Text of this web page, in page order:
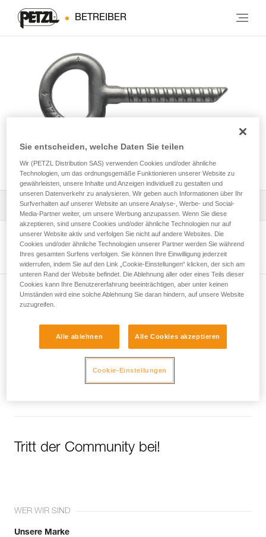
BETREIBER
COLLINOX
Die Gebrauchsanleitung herunterladen
Technical Notice
Produktseite ansehen
Newsletter abonnieren
und auf dem Laufenden bleiben
Tritt der Community bei!
WER WIR SIND
Unsere Marke
Sie entscheiden, welche Daten Sie teilen
Wir (PETZL Distribution SAS) verwenden Cookies und/oder ähnliche
Technologien, um das ordnungsgemäße Funktionieren unserer Website zu
gewährleisten, unsere Inhalte und Anzeigen individuell zu gestalten und
unseren Datenverkehr zu analysieren. Wir geben auch Informationen über Ihr
Surfverhalten auf unserer Website an unsere Analyse-, Werbe- und Social-
Media-Partner weiter, um unsere Werbung anzupassen. Wenn Sie diese
akzeptieren, sind unsere Cookies und/oder ähnliche Technologien nur auf
unserer Website aktiv und verfolgen Sie nicht auf andere Websites. Die
Cookies und/oder ähnliche Technologien unserer Partner werden Sie während
Ihres gesamten Surfens verfolgen. Sie können Ihre Einwilligung jederzeit
widerrufen, indem Sie auf den Link „Cookie-Einstellungen“ klicken, der sich am
unteren Rand der Website befindet. Die Ablehnung aller oder eines Teils dieser
Cookies kann Ihre Benutzererfahrung beeinträchtigen, aber unter keinen
Umständen wird eine solche Ablehnung Sie daran hindern, auf unsere Website
zuzugreifen.
Alle ablehnen Alle Cookies akzeptieren
Cookie-Einstellungen